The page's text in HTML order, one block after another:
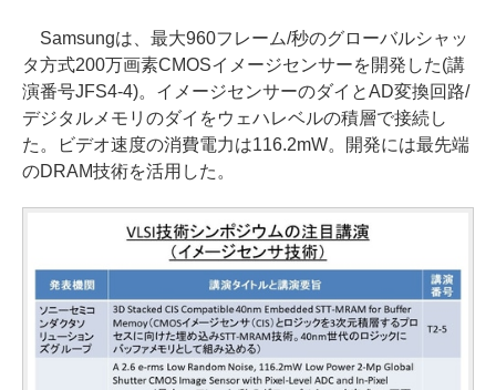
Samsungは、最大960フレーム/秒のグローバルシャッ
タ方式200万画素CMOSイメージセンサーを開発した(講
演番号JFS4-4)。イメージセンサーのダイとAD変換回路/
デジタルメモリのダイをウェハレベルの積層で接続し
た。ビデオ速度の消費電力は116.2mW。開発には最先端
のDRAM技術を活用した。